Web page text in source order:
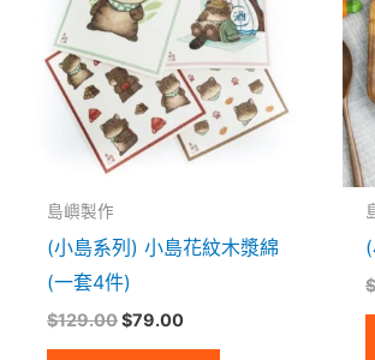
島嶼製作
(小島系列) 小島花紋木漿綿
(一套4件)
$129.00$79.00
$